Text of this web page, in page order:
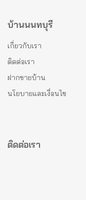
บ้านนนทบุรี
เกี่ยวกับเรา
ติดต่อเรา
ฝากขายบ้าน
นโยบายและเงื่อนไข
ติดต่อเรา